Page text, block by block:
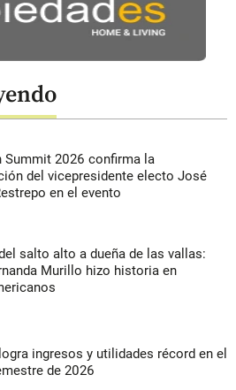
Summit 2026 confirma la
del vicepresidente electo José
en el evento
salto alto a dueña de las vallas:
Murillo hizo historia en
ingresos y utilidades récord en el
de 2026